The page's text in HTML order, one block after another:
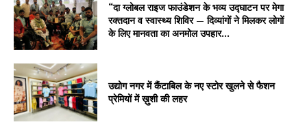
“दा ग्लोबल राइज फाउंडेशन के भव्य उद्घाटन पर मेगा
रक्तदान व स्वास्थ्य शिविर — दिव्यांगों ने मिलकर लोगों
के लिए मानवता का अनमोल उपहार...
उद्योग नगर में कैंटाबिल के नए स्टोर खुलने से फैशन
प्रेमियों में ख़ुशी की लहर